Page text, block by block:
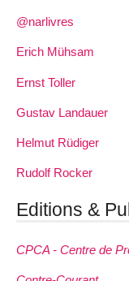
@narlivres
Erich Mühsam
Ernst Toller
Gustav Landauer
Helmut Rüdiger
Rudolf Rocker
Editions &
CPCA - Centre de